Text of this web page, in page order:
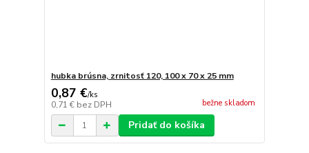
hubka brúsna, zrnitosť 120, 100 x 70 x 25 mm
0,87 €/ks
0,71 € bez DPH bežne skladom
Pridať do košíka